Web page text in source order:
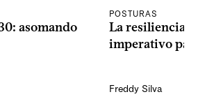
asomando
POSTURAS
La resiliencia
imperativo
Freddy Silva